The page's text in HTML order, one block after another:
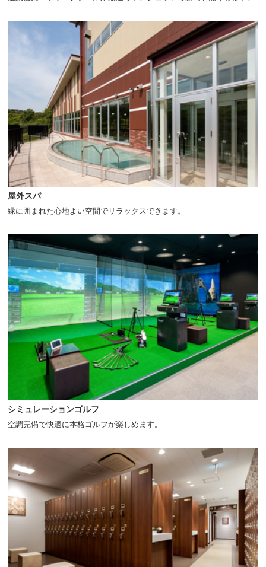
屋外スパ
緑に囲まれた心地よい空間でリラックスできます。
シミュレーションゴルフ
空調完備で快適に本格ゴルフが楽しめます。